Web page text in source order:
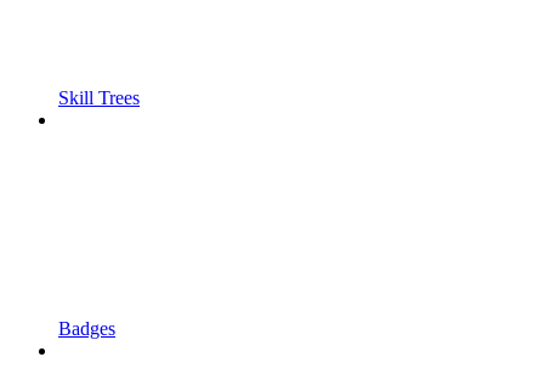
Skill Trees
Badges